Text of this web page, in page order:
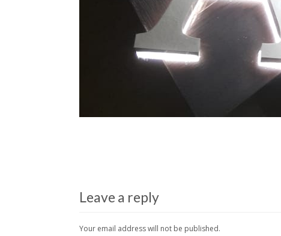
Leave a reply
Your email address will not be published.